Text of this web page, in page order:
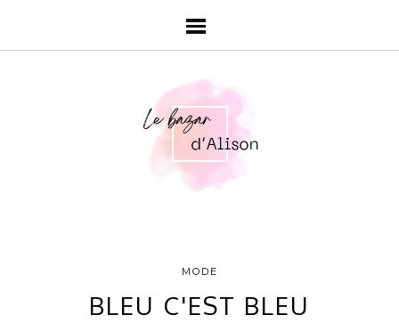
MODE
BLEU C'EST BLEU